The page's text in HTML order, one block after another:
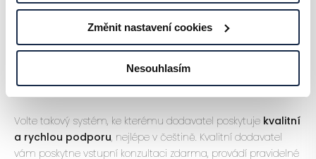
Změnit nastavení cookies
Nesouhlasím
nebude se systémem dobře pracovat, nebudou jej využívat.
UI nejlépe ověříte pomocízkušební verze systému
8. Podpora
Volte takový systém, ke kterému dodavatel poskytuje kvalitní
a rychlou podporu, nejlépe v češtině. Kvalitní dodavatel
vám poskytne vstupní konzultaci zdarma, provádí pravidelné